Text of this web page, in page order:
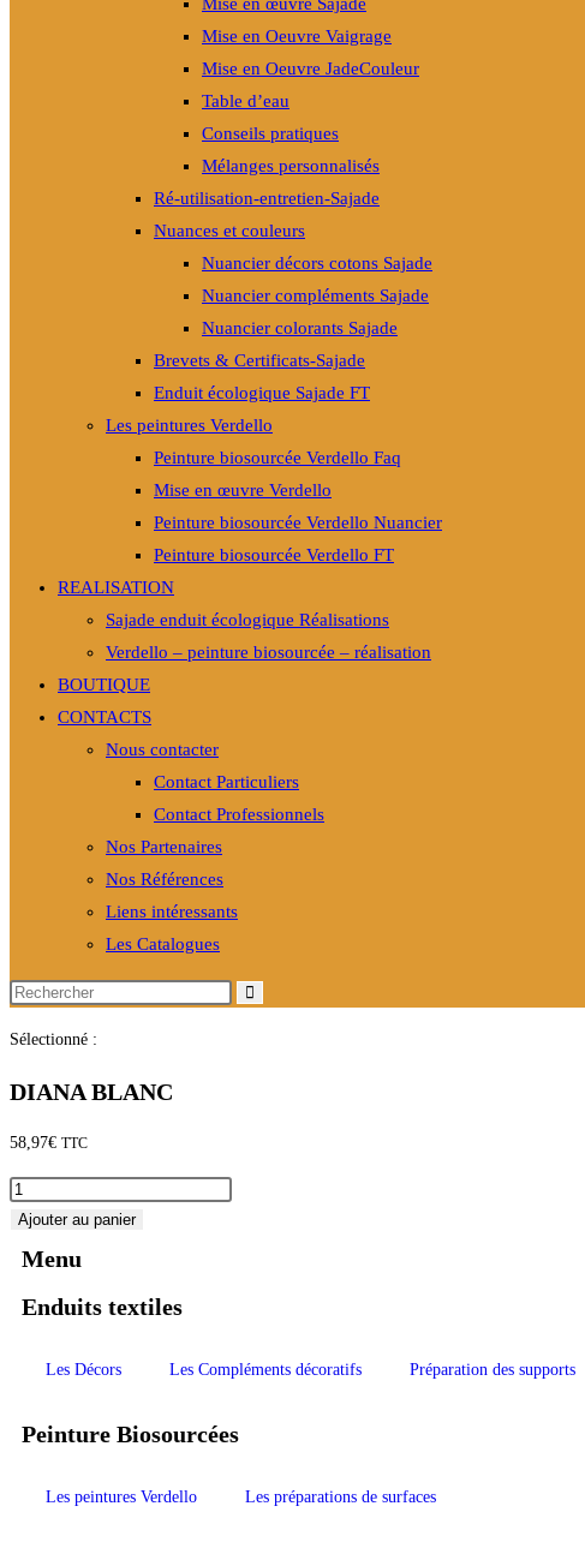
Mise en Oeuvre Vaigrage
Mise en Oeuvre JadeCouleur
Table d’eau
Conseils pratiques
Mélanges personnalisés
Ré-utilisation-entretien-Sajade
Nuances et couleurs
Nuancier décors cotons Sajade
Nuancier compléments Sajade
Nuancier colorants Sajade
Brevets & Certificats-Sajade
Enduit écologique Sajade FT
Les peintures Verdello
Peinture biosourcée Verdello Faq
Mise en œuvre Verdello
Peinture biosourcée Verdello Nuancier
Peinture biosourcée Verdello FT
REALISATION
Sajade enduit écologique Réalisations
Verdello – peinture biosourcée – réalisation
BOUTIQUE
CONTACTS
Nous contacter
Contact Particuliers
Contact Professionnels
Nos Partenaires
Nos Références
Liens intéressants
Les Catalogues
Sélectionné :
DIANA BLANC
58,97€ TTC
Ajouter au panier
Menu
Enduits textiles
Les Décors Les Compléments décoratifs Préparation des supports
Peinture Biosourcées
Les peintures Verdello Les préparations de surfaces